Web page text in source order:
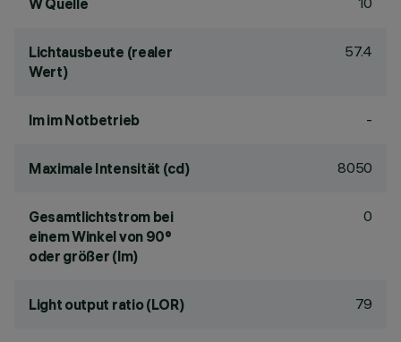
W Quelle
Lichtausbeute (realer
Wert)
57.4
lm im Notbetrieb -
Maximale Intensität (cd) 8050
Gesamtlichtstrom bei
einem Winkel von 90°
oder größer (lm)
0
Light output ratio (LOR) 79